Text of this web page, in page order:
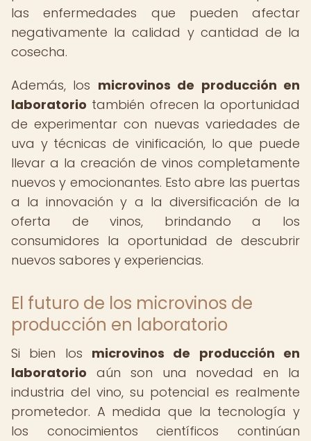
las enfermedades que pueden afectar
negativamente la calidad y cantidad de la
cosecha.
Además, los microvinos de producción en
laboratorio también ofrecen la oportunidad
de experimentar con nuevas variedades de
uva y técnicas de vinificación, lo que puede
llevar a la creación de vinos completamente
nuevos y emocionantes. Esto abre las puertas
a la innovación y a la diversificación de la
oferta de vinos, brindando a los
consumidores la oportunidad de descubrir
nuevos sabores y experiencias.
El futuro de los microvinos de
producción en laboratorio
Si bien los microvinos de producción en
laboratorio aún son una novedad en la
industria del vino, su potencial es realmente
prometedor. A medida que la tecnología y
los conocimientos científicos continúan